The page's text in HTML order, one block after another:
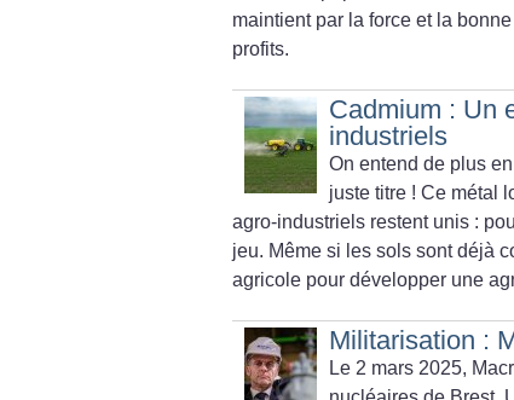
maintient par la force et la
profits.
Cadmium : Un
industriels
On entend de plus
juste titre ! Ce métal
agro-industriels restent unis :
jeu. Même si les sols sont déjà
agricole pour développer une
Militarisation :
Le 2 mars 2025,